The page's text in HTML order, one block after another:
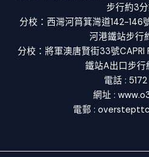
步行約3分
分校：西灣河筲箕灣道142-146
河港鐵站步行
分校：將軍澳唐賢街33號CAPRI
鐵站A出口步行
電話 :
網址 :
電郵 :